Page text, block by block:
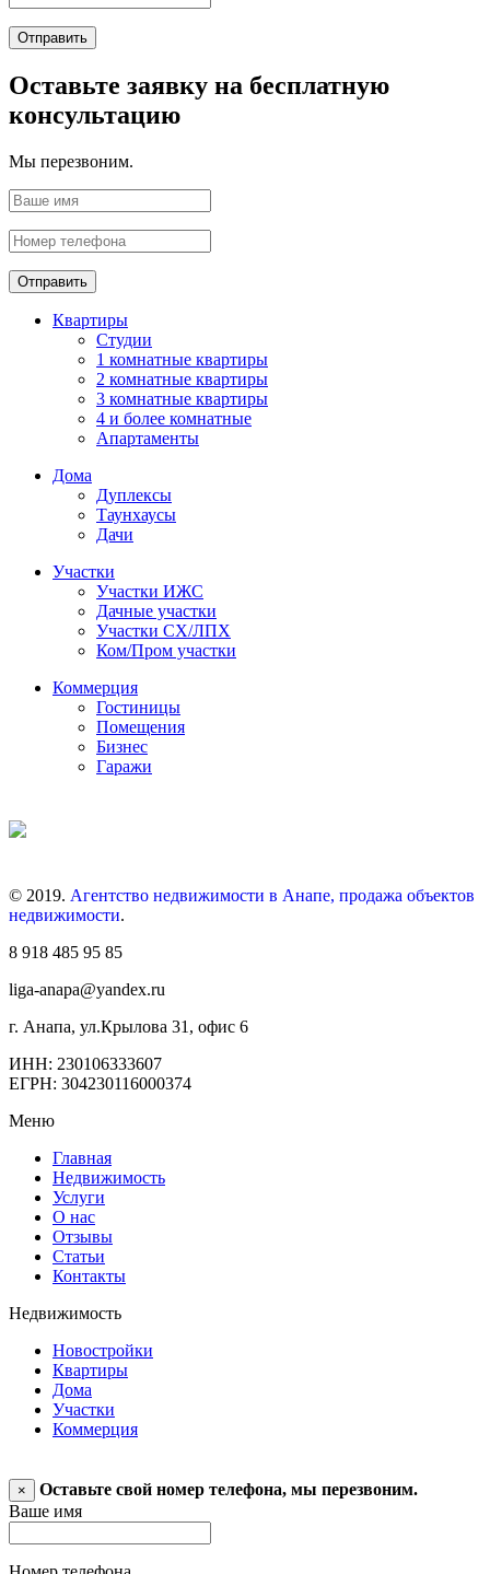
Отправить
Оставьте заявку на бесплатную
консультацию
Мы перезвоним.
Отправить
Квартиры
Студии
1 комнатные квартиры
2 комнатные квартиры
3 комнатные квартиры
4 и более комнатные
Апартаменты
Дома
Дуплексы
Таунхаусы
Дачи
Участки
Участки ИЖС
Дачные участки
Участки СХ/ЛПХ
Ком/Пром участки
Коммерция
Гостиницы
Помещения
Бизнес
Гаражи
© 2019. Агентство недвижимости в Анапе, продажа объектов
недвижимости.
8 918 485 95 85
liga-anapa@yandex.ru
г. Анапа, ул.Крылова 31, офис 6
ИНН: 230106333607
ЕГРН: 304230116000374
Меню
Главная
Недвижимость
Услуги
О нас
Отзывы
Статьи
Контакты
Недвижимость
Новостройки
Квартиры
Дома
Участки
Коммерция
×
Оставьте свой номер телефона, мы перезвоним.
Ваше имя